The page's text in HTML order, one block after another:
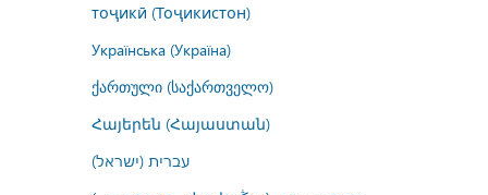
тоҷикӣ (Тоҷикистон)
Українська (Україна)
ქართული (საქართველო)
Հայերեն (Հայաստան)
עברית (ישראל)